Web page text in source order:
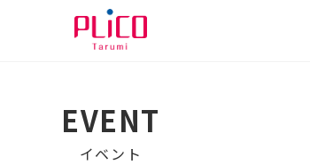
EVENT
イベント